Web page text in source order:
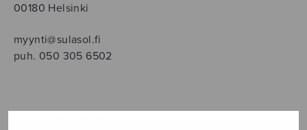
00180 Helsinki
myynti@sulasol.fi
puh. 050 305 6502